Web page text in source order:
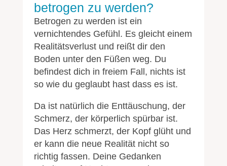
betrogen zu werden?
Betrogen zu werden ist ein
vernichtendes Gefühl. Es gleicht einem
Realitätsverlust und reißt dir den
Boden unter den Füßen weg. Du
befindest dich in freiem Fall, nichts ist
so wie du geglaubt hast dass es ist.
Da ist natürlich die Enttäuschung, der
Schmerz, der körperlich spürbar ist.
Das Herz schmerzt, der Kopf glüht und
er kann die neue Realität nicht so
richtig fassen. Deine Gedanken